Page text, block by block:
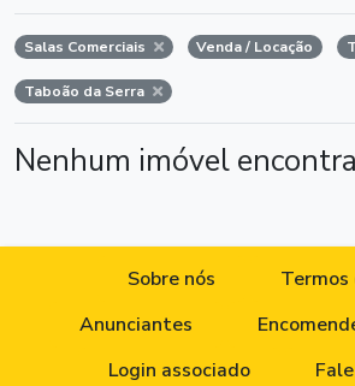
Salas Comerciais Venda / Locação
Taboão da Serra
Nenhum imóvel
Sobre nós
Termos
Anunciantes
Login associado